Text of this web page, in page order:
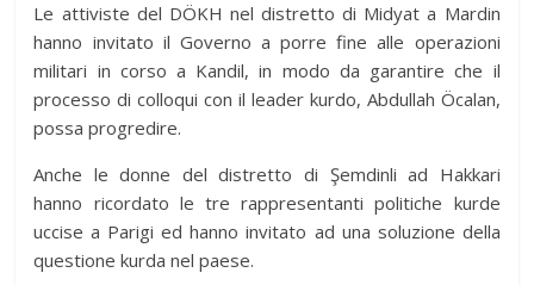
Le attiviste del DÖKH nel distretto di Midyat a Mardin
hanno invitato il Governo a porre fine alle operazioni
militari in corso a Kandil, in modo da garantire che il
processo di colloqui con il leader kurdo, Abdullah Öcalan,
possa progredire.
Anche le donne del distretto di Şemdinli ad Hakkari
hanno ricordato le tre rappresentanti politiche kurde
uccise a Parigi ed hanno invitato ad una soluzione della
questione kurda nel paese.